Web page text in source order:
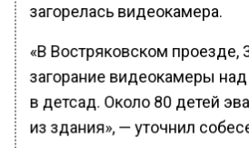
загорелась видеокамера.
«В Востряковском проезде,
загорание видеокамеры
в детсад. Около 80 детей
из здания», — уточнил